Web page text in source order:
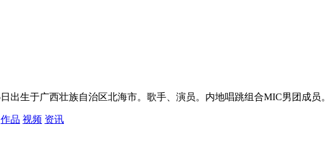
日出生于广西壮族自治区北海市。歌手、演员。内地唱跳组合MIC男团成员。
作品 视频 资讯